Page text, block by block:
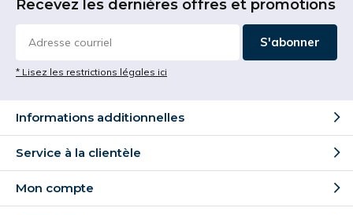
Recevez les dernières offres et promotions
S'abonner
* Lisez les restrictions légales ici
Informations additionnelles
Service à la clientèle
Mon compte